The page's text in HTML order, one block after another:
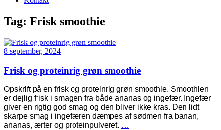
Tag: Frisk smoothie
8 september, 2024
Frisk og proteinrig grøn smoothie
Opskrift på en frisk og proteinrig grøn smoothie. Smoothien
er dejlig frisk i smagen fra både ananas og ingefær. Ingefær
giver en rigtig god smag og den bliver ikke kras. Den lidt
skarpe smag i ingefæren dæmpes af sødmen fra banan,
ananas, ærter og proteinpulveret. …